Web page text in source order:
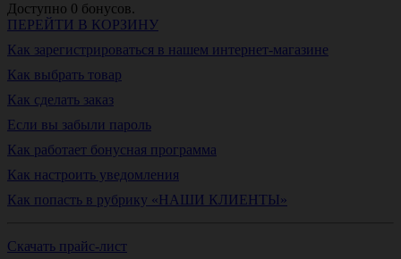
Доступно 0 бонусов.
ПЕРЕЙТИ В КОРЗИНУ
Как зарегистрироваться в нашем интернет-магазине
Как выбрать товар
Как сделать заказ
Если вы забыли пароль
Как работает бонусная программа
Как настроить уведомления
Как попасть в рубрику «НАШИ КЛИЕНТЫ»
Скачать прайс-лист